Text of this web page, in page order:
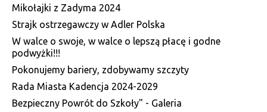
Mikołajki z Zadyma 2024
Strajk ostrzegawczy w Adler Polska
W walce o swoje, w walce o lepszą płacę i godne
podwyżki!!!
Pokonujemy bariery, zdobywamy szczyty
Rada Miasta Kadencja 2024-2029
Bezpieczny Powrót do Szkoły" - Galeria